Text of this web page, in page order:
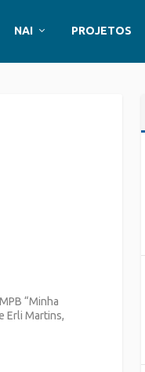
NAI PROJETOS
“Minha
Erli Martins,